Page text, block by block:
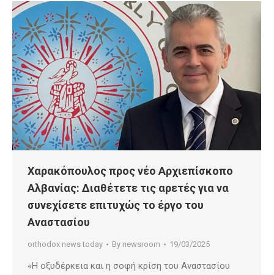
Χαρακόπουλος προς νέο Αρχιεπίσκοπο
Αλβανίας: Διαθέτετε τις αρετές για να
συνεχίσετε επιτυχώς το έργο του
Αναστασίου
orthodox news today By newsroom 19/03/2025
«Η οξυδέρκεια και η σοφή κρίση του Αναστασίου